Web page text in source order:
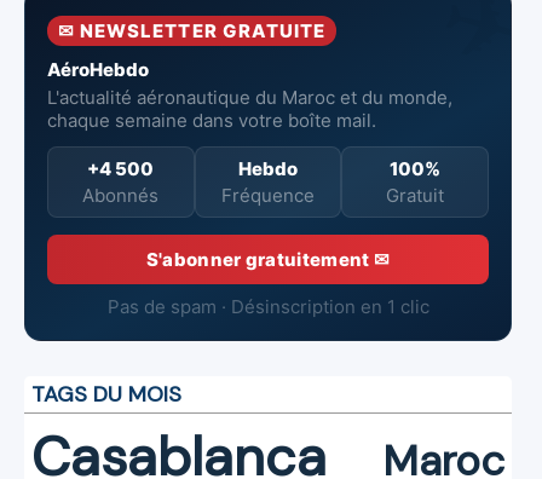
aériennes.
✉ NEWSLETTER GRATUITE
AéroHebdo
L'actualité aéronautique du Maroc et du monde,
chaque semaine dans votre boîte mail.
+4 500
Abonnés
Hebdo
Fréquence
100%
Gratuit
S'abonner gratuitement ✉
Pas de spam · Désinscription en 1 clic
TAGS DU MOIS
Casablanca Maroc